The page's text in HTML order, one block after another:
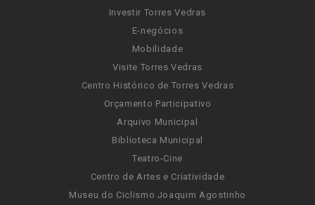
Investir Torres Vedras
E-negócios
Mobilidade
Visite Torres Vedras
Centro Histórico de Torres Vedras
Orçamento Participativo
Arquivo Municipal
Biblioteca Municipal
Teatro-Cine
Centro de Artes e Criatividade
Museu do Ciclismo Joaquim Agostinho